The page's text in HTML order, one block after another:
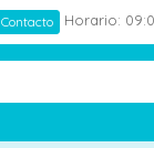
Contacto Horario: